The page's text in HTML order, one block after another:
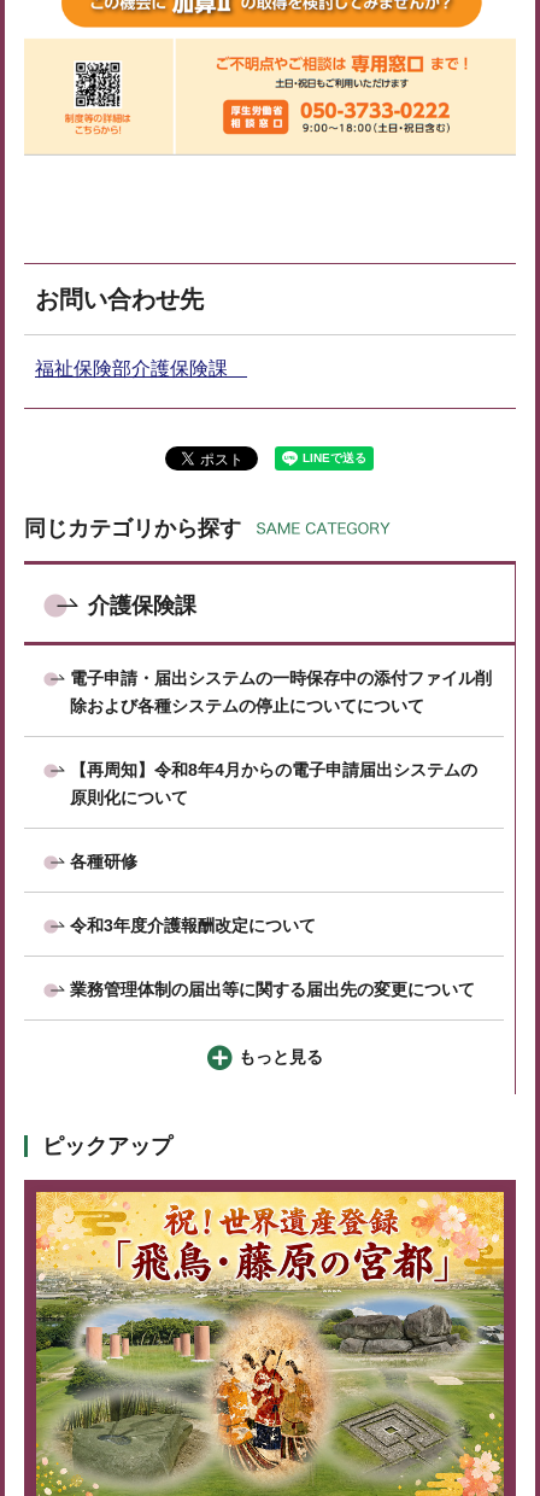
お問い合わせ先
福祉保険部介護保険課
同じカテゴリから探す
介護保険課
電子申請・届出システムの一時保存中の添付ファイル削
除および各種システムの停止についてについて
【再周知】令和8年4月からの電子申請届出システムの
原則化について
各種研修
令和3年度介護報酬改定について
業務管理体制の届出等に関する届出先の変更について
もっと見る
ピックアップ